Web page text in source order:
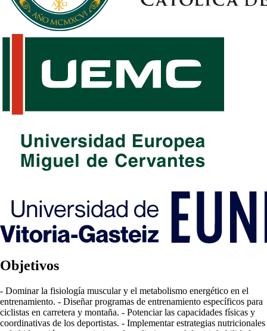
Objetivos
- Dominar la fisiología muscular y el metabolismo energético en el
entrenamiento. - Diseñar programas de entrenamiento específicos para
ciclistas en carretera y montaña. - Potenciar las capacidades físicas y
coordinativas de los deportistas. - Implementar estrategias nutricionales